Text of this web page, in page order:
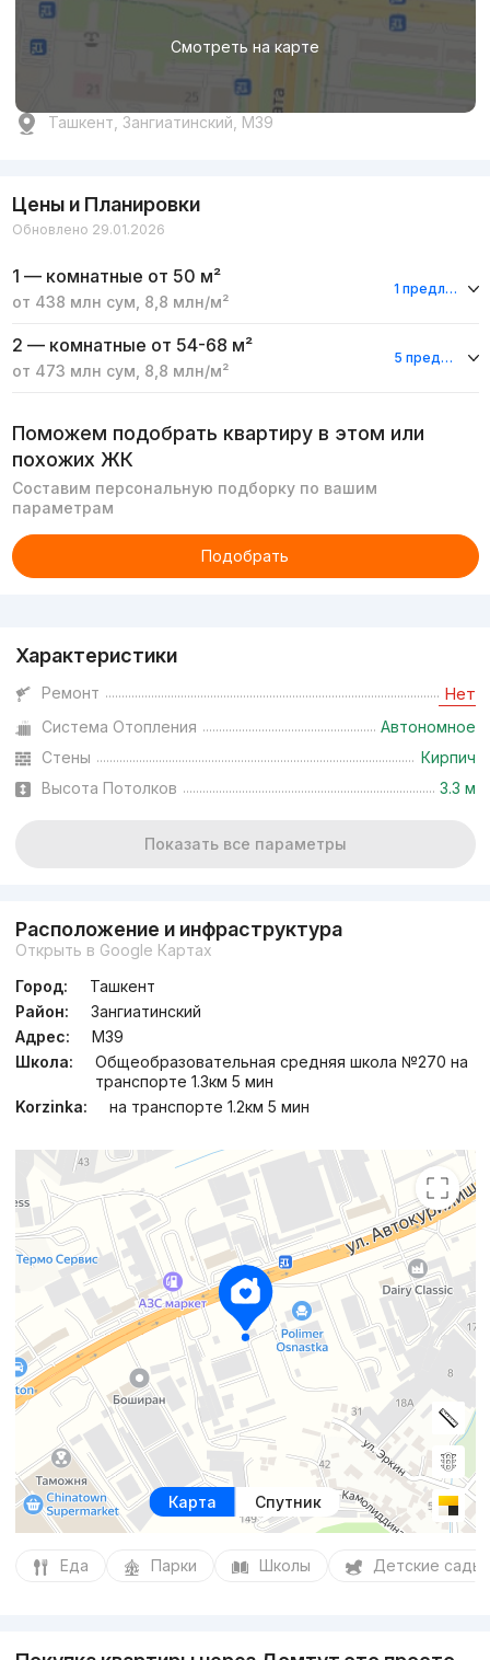
Смотреть на карте
Ташкент, Зангиатинский, M39
Цены и Планировки
Обновлено 29.01.2026
1 — комнатные от 50 м²
от 438 млн сум 8,8 млн/м²
1 предложение
2 — комнатные от 54-68 м²
от 473 млн сум 8,8 млн/м²
5 предложений
Поможем подобрать квартиру в этом или
похожих ЖК
Составим персональную подборку по вашим
параметрам
Подобрать
Характеристики
Ремонт Нет
Система Отопления
Автономное
Стены
Кирпич
Высота Потолков
3.3 м
Показать все параметры
Расположение и инфраструктура
Открыть в Google Картах
Город:
Ташкент
Район:
Зангиатинский
Адрес:
M39
Школа:
Общеобразовательная средняя школа №270 на
транспорте 1.3км 5 мин
Korzinka:
на транспорте 1.2км 5 мин
Карта Спутник
Еда Парки Школы Детские сады